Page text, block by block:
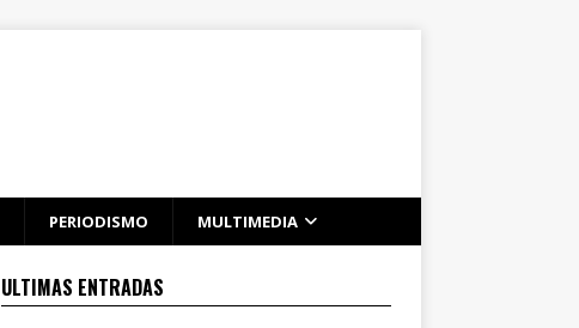
PERIODISMO MULTIMEDIA
ULTIMAS ENTRADAS